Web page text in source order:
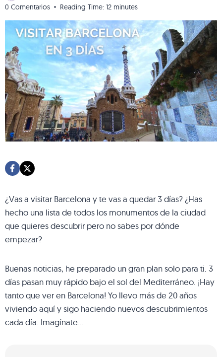
0 Comentarios
Reading Time: 12 minutes
¿Vas a visitar Barcelona y te vas a quedar 3 días? ¿Has
hecho una lista de todos los monumentos de la ciudad
que quieres descubrir pero no sabes por dónde
empezar?
Buenas noticias, he preparado un gran plan solo para ti. 3
días pasan muy rápido bajo el sol del Mediterráneo. ¡Hay
tanto que ver en Barcelona! Yo llevo más de 20 años
viviendo aquí y sigo haciendo nuevos descubrimientos
cada día. Imagínate…